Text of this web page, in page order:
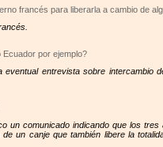
francés para liberarla a cambio de
por ejemplo?
entrevista sobre
comunicado indicando que los
un canje que también libere la